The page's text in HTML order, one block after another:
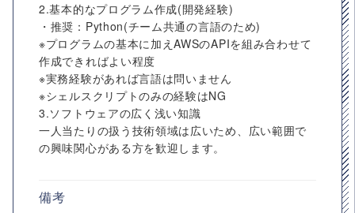
2.基本的なプログラム作成(開発経験)
・推奨：Python(チーム共通の言語のため)
※プログラムの基本に加えAWSのAPIを組み合わせて
作成できればよい程度
※実務経験があれば言語は問いません
※シェルスクリプトのみの経験はNG
3.ソフトウェアの広く浅い知識
一人当たりの扱う技術領域は広いため、広い範囲で
の興味関心がある方を歓迎します。
備考